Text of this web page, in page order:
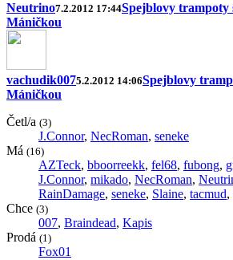
Neutrino7.2.2012 17:44Spejblovy trampoty
Máničkou
vachudik0075.2.2012 14:06Spejblovy
Máničkou
Četl/a (3)
J.Connor, NecRoman, seneke
Má (16)
AZTeck, bboorreekk, fel68, fubong,
J.Connor, mikado, NecRoman,
RainDamage, seneke, Slaine, tacmud,
Chce (3)
007, Braindead, Kapis
Prodá (1)
Fox01